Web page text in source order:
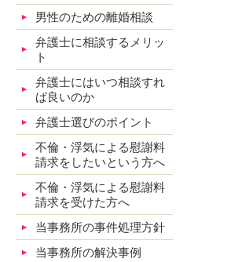
男性のための離婚相談
弁護士に相談するメリッ
ト
弁護士にはいつ相談すれ
ば良いのか
弁護士選びのポイント
不倫・浮気による慰謝料
請求をしたいという方へ
不倫・浮気による慰謝料
請求を受けた方へ
当事務所の事件処理方針
当事務所の解決事例